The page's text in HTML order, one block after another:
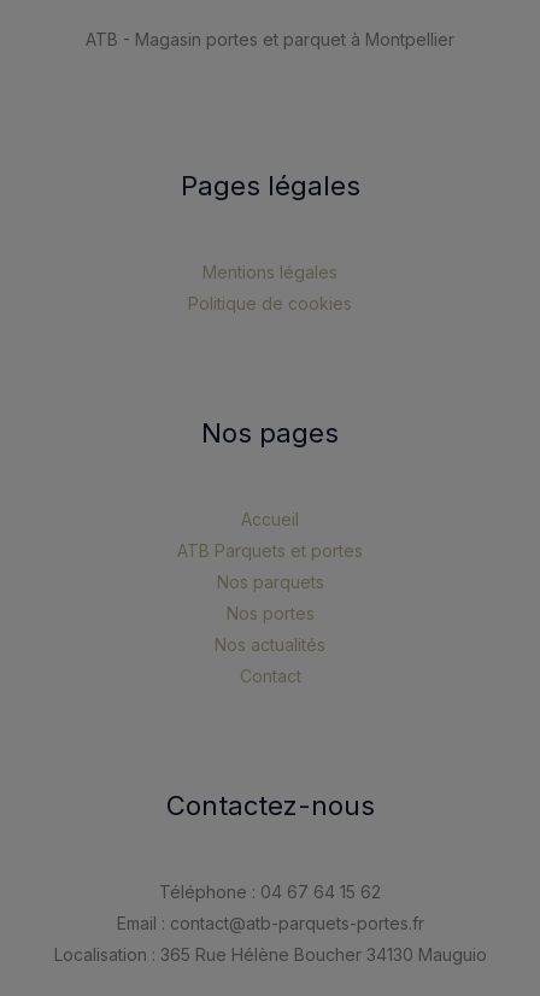
ATB - Magasin portes et parquet à Montpellier
Pages légales
Mentions légales
Politique de cookies
Nos pages
Accueil
ATB Parquets et portes
Nos parquets
Nos portes
Nos actualités
Contact
Contactez-nous
Téléphone : 04 67 64 15 62
Email : contact@atb-parquets-portes.fr
Localisation : 365 Rue Hélène Boucher 34130 Mauguio